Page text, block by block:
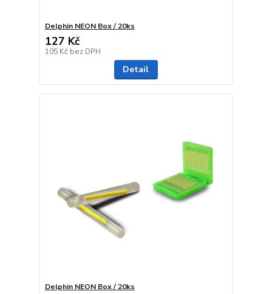
Delphin NEON Box / 20ks
127 Kč
105 Kč bez DPH
Detail
Delphin NEON Box / 20ks